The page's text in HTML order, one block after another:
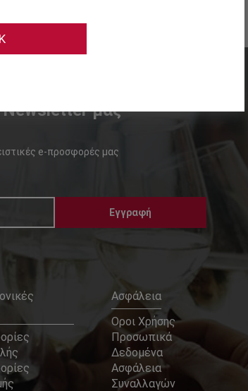
Newsletter μας
e-προσφορές μας
Εγγραφή
Ασφάλεια
Οροι Χρήσης
Προσωπικά
Δεδομένα
Ασφάλεια
Συναλλαγών